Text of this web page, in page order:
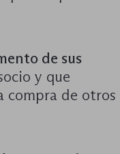
de sus
y que
compra de otros